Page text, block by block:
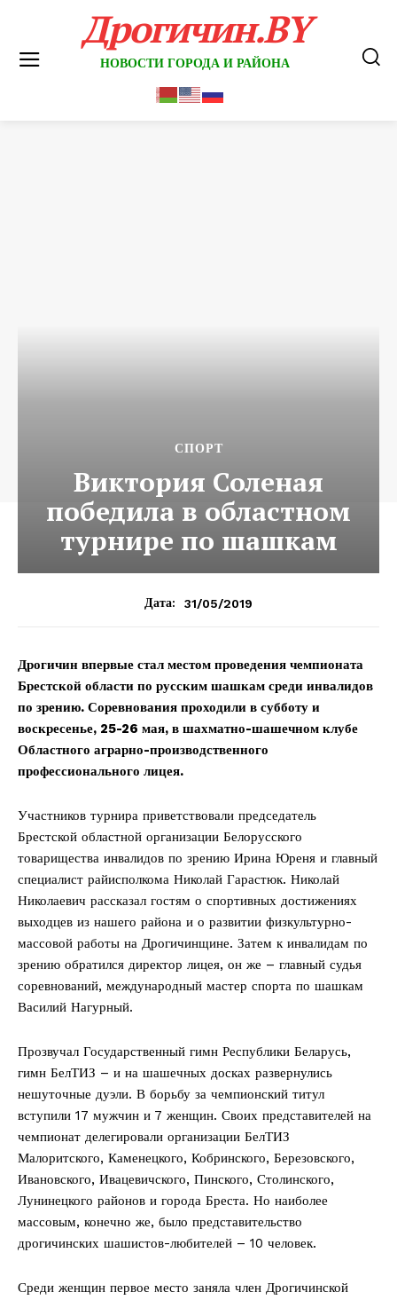
Дрогичин.BY
НОВОСТИ ГОРОДА И РАЙОНА
СПОРТ
Виктория Соленая
победила в областном
турнире по шашкам
Дата: 31/05/2019
Дрогичин впервые стал местом проведения чемпионата
Брестской области по русским шашкам среди инвалидов
по зрению. Соревнования проходили в субботу и
воскресенье, 25-26 мая, в шахматно-шашечном клубе
Областного аграрно-производственного
профессионального лицея.
Участников турнира приветствовали председатель
Брестской областной организации Белорусского
товарищества инвалидов по зрению Ирина Юреня и главный
специалист райисполкома Николай Гарастюк. Николай
Николаевич рассказал гостям о спортивных достижениях
выходцев из нашего района и о развитии физкультурно-
массовой работы на Дрогичинщине. Затем к инвалидам по
зрению обратился директор лицея, он же – главный судья
соревнований, международный мастер спорта по шашкам
Василий Нагурный.
Прозвучал Государственный гимн Республики Беларусь,
гимн БелТИЗ – и на шашечных досках развернулись
нешуточные дуэли. В борьбу за чемпионский титул
вступили 17 мужчин и 7 женщин. Своих представителей на
чемпионат делегировали организации БелТИЗ
Малоритского, Каменецкого, Кобринского, Березовского,
Ивановского, Ивацевичского, Пинского, Столинского,
Лунинецкого районов и города Бреста. Но наиболее
массовым, конечно же, было представительство
дрогичинских шашистов-любителей – 10 человек.
Среди женщин первое место заняла член Дрогичинской